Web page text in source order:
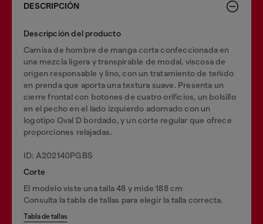
DESCRIPCIÓN
Descripción del producto
Camisa de hombre de manga corta confeccionada en
una mezcla ligera y transpirable de modal, viscosa de
origen responsable y lino, con un tratamiento de teñido
en prenda que aporta una textura suave. Presenta un
cierre frontal con botones de cuatro orificios, un bolsillo
en el pecho en el lado izquierdo adornado con un
logotipo Oval D bordado, y un corte regular que ofrece
proporciones relajadas.
ID: A202140PGBS
Corte
El modelo viste una talla 48 y mide 188 cm
Consulta la tabla de tallas para elegir la talla correcta.
Tabla de tallas